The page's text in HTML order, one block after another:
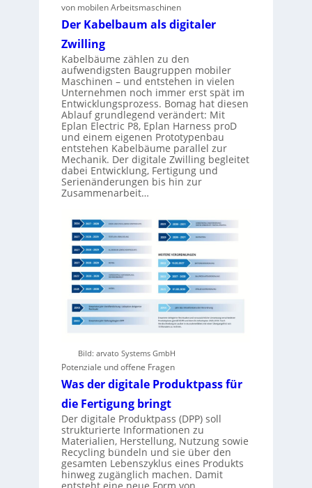
von mobilen Arbeitsmaschinen
Der Kabelbaum als digitaler
Zwilling
Kabelbäume zählen zu den
aufwendigsten Baugruppen mobiler
Maschinen – und entstehen in vielen
Unternehmen noch immer erst spät im
Entwicklungsprozess. Bomag hat diesen
Ablauf grundlegend verändert: Mit
Eplan Electric P8, Eplan Harness proD
und einem eigenen Prototypenbau
entstehen Kabelbäume parallel zur
Mechanik. Der digitale Zwilling begleitet
dabei Entwicklung, Fertigung und
Serienänderungen bis hin zur
Zusammenarbeit…
Bild: arvato Systems GmbH
Potenziale und offene Fragen
Was der digitale Produktpass für
die Fertigung bringt
Der digitale Produktpass (DPP) soll
strukturierte Informationen zu
Materialien, Herstellung, Nutzung sowie
Recycling bündeln und sie über den
gesamten Lebenszyklus eines Produkts
hinweg zugänglich machen. Damit